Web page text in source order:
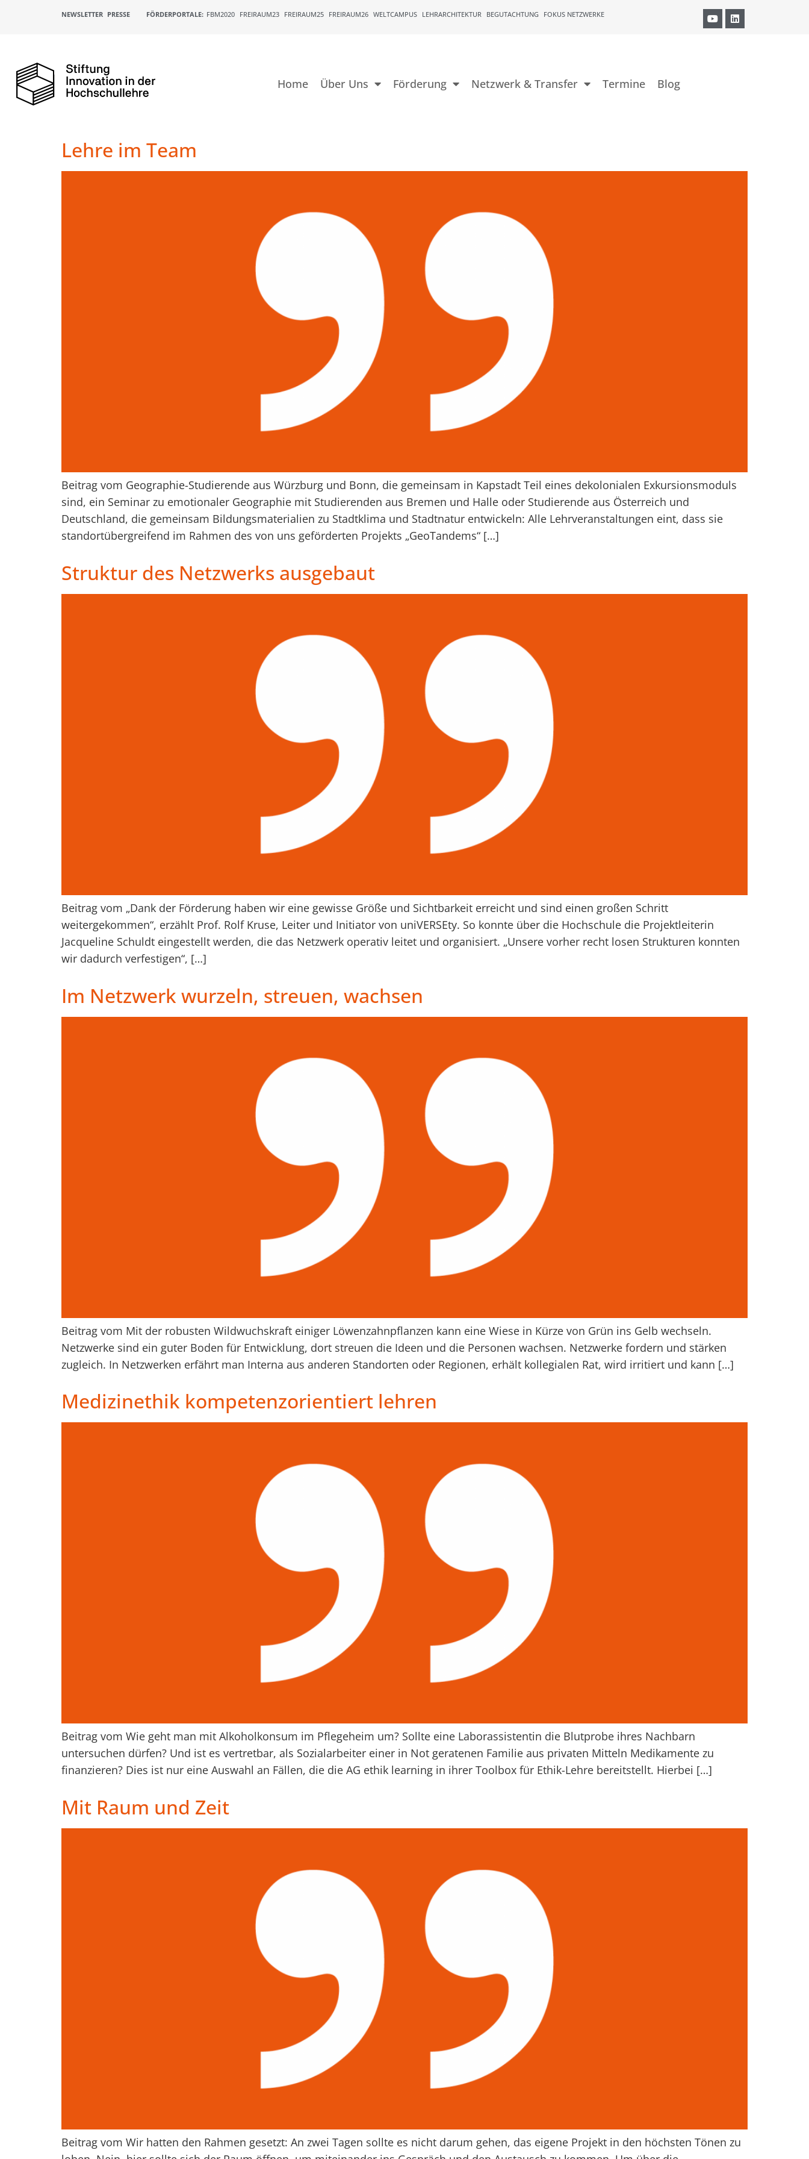
NEWSLETTER PRESSE FÖRDERPORTALE: FBM2020 FREIRAUM23 FREIRAUM25 FREIRAUM26 WELTCAMPUS LEHRARCHITEKTUR BEGUTACHTUNG FOKUS NETZWERKE
Home Über Uns Förderung Netzwerk & Transfer Termine Blog
Lehre im Team
Beitrag vom Geographie-Studierende aus Würzburg und Bonn, die gemeinsam in Kapstadt Teil eines dekolonialen Exkursionsmoduls
sind, ein Seminar zu emotionaler Geographie mit Studierenden aus Bremen und Halle oder Studierende aus Österreich und
Deutschland, die gemeinsam Bildungsmaterialien zu Stadtklima und Stadtnatur entwickeln: Alle Lehrveranstaltungen eint, dass sie
standortübergreifend im Rahmen des von uns geförderten Projekts „GeoTandems“ […]
Struktur des Netzwerks ausgebaut
Beitrag vom „Dank der Förderung haben wir eine gewisse Größe und Sichtbarkeit erreicht und sind einen großen Schritt
weitergekommen“, erzählt Prof. Rolf Kruse, Leiter und Initiator von uniVERSEty. So konnte über die Hochschule die Projektleiterin
Jacqueline Schuldt eingestellt werden, die das Netzwerk operativ leitet und organisiert. „Unsere vorher recht losen Strukturen konnten
wir dadurch verfestigen“, […]
Im Netzwerk wurzeln, streuen, wachsen
Beitrag vom Mit der robusten Wildwuchskraft einiger Löwenzahnpflanzen kann eine Wiese in Kürze von Grün ins Gelb wechseln.
Netzwerke sind ein guter Boden für Entwicklung, dort streuen die Ideen und die Personen wachsen. Netzwerke fordern und stärken
zugleich. In Netzwerken erfährt man Interna aus anderen Standorten oder Regionen, erhält kollegialen Rat, wird irritiert und kann […]
Medizinethik kompetenzorientiert lehren
Beitrag vom Wie geht man mit Alkoholkonsum im Pflegeheim um? Sollte eine Laborassistentin die Blutprobe ihres Nachbarn
untersuchen dürfen? Und ist es vertretbar, als Sozialarbeiter einer in Not geratenen Familie aus privaten Mitteln Medikamente zu
finanzieren? Dies ist nur eine Auswahl an Fällen, die die AG ethik learning in ihrer Toolbox für Ethik-Lehre bereitstellt. Hierbei […]
Mit Raum und Zeit
Beitrag vom Wir hatten den Rahmen gesetzt: An zwei Tagen sollte es nicht darum gehen, das eigene Projekt in den höchsten Tönen zu